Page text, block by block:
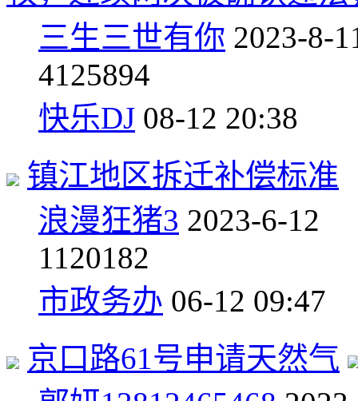
三生三世有你 2023-8-
4125894
快乐DJ 08-12 20:38
镇江地区拆迁补偿标准
浪漫狂猪3 2023-6-12
1120182
市政务办 06-12 09:47
京口路61号申请天然气